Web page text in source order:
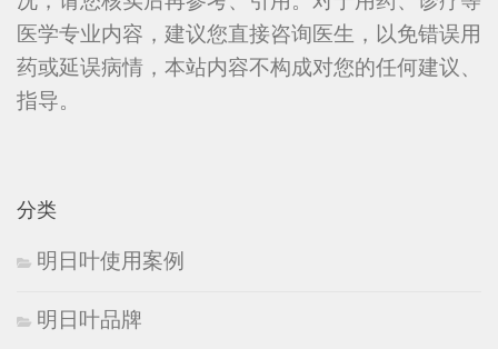
医学专业内容，建议您直接咨询医生，以免错误用
药或延误病情，本站内容不构成对您的任何建议、
指导。
分类
明日叶使用案例
明日叶品牌